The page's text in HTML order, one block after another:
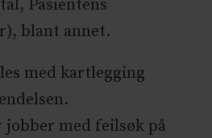
Pasientens
blant annet.
med kartlegging
med feilsøk på